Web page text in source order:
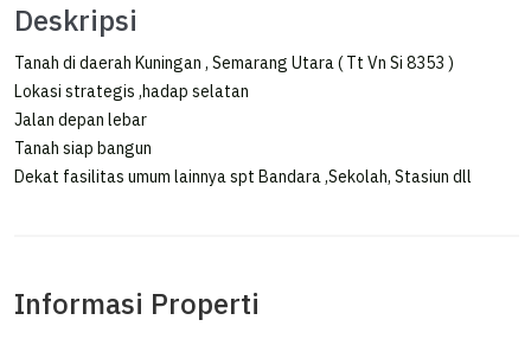
Deskripsi
Tanah di daerah Kuningan , Semarang Utara ( Tt Vn Si 8353 )
Lokasi strategis ,hadap selatan
Jalan depan lebar
Tanah siap bangun
Dekat fasilitas umum lainnya spt Bandara ,Sekolah, Stasiun dll
Informasi Properti